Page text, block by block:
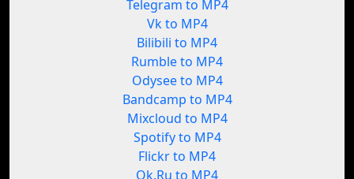
Telegram to MP4
Vk to MP4
Bilibili to MP4
Rumble to MP4
Odysee to MP4
Bandcamp to MP4
Mixcloud to MP4
Spotify to MP4
Flickr to MP4
Ok.Ru to MP4